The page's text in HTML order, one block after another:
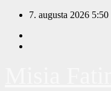
Prejsť
obsah
7. augusta 2026 5:50